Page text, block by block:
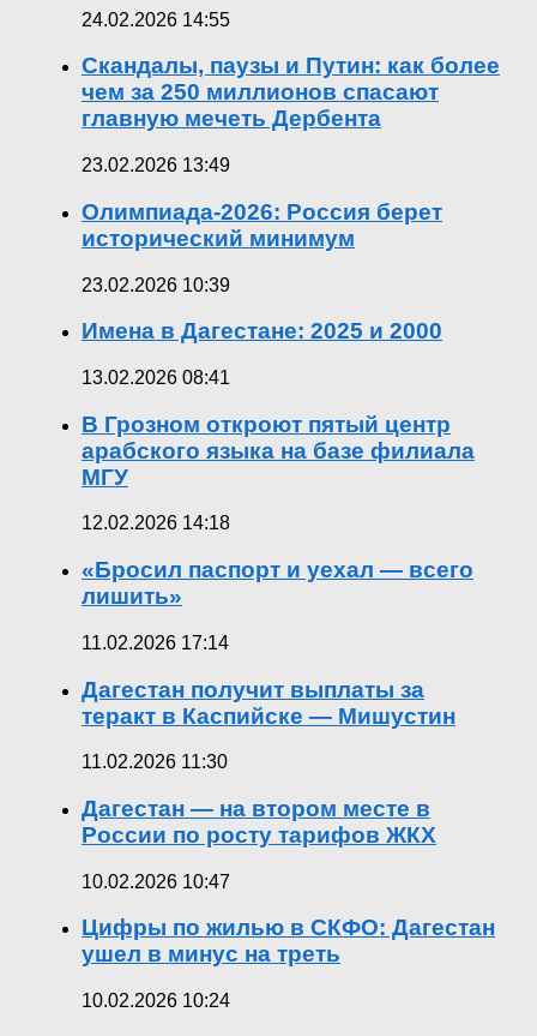
24.02.2026 14:55
Скандалы, паузы и Путин: как более
чем за 250 миллионов спасают
главную мечеть Дербента
23.02.2026 13:49
Олимпиада-2026: Россия берет
исторический минимум
23.02.2026 10:39
Имена в Дагестане: 2025 и 2000
13.02.2026 08:41
В Грозном откроют пятый центр
арабского языка на базе филиала
МГУ
12.02.2026 14:18
«Бросил паспорт и уехал — всего
лишить»
11.02.2026 17:14
Дагестан получит выплаты за
теракт в Каспийске — Мишустин
11.02.2026 11:30
Дагестан — на втором месте в
России по росту тарифов ЖКХ
10.02.2026 10:47
Цифры по жилью в СКФО: Дагестан
ушел в минус на треть
10.02.2026 10:24